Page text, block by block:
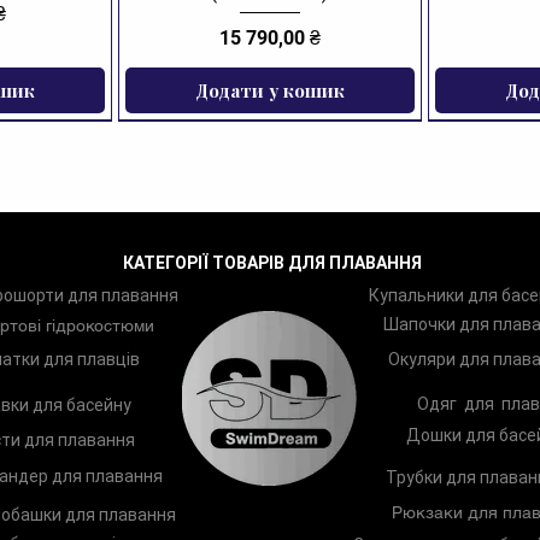
Ціна
15 790,00 ₴
Додати у кошик
КАТЕГОРІЇ ТОВАРІВ ДЛЯ ПЛАВАННЯ
для плавання
гідрокостюми
для плавців
Купальники для
Шапочки для
Окуляри для
для басейну
для плавання
Одяг для
Дошки для
для плавання
для плавання
Трубки для
Рюкзаки для